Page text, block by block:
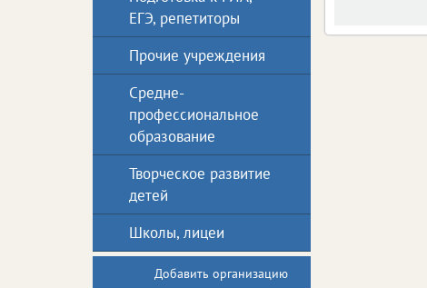
ЕГЭ, репетиторы
Прочие учреждения
Средне-
профессиональное
образование
Творческое развитие
детей
Школы, лицеи
Добавить организацию